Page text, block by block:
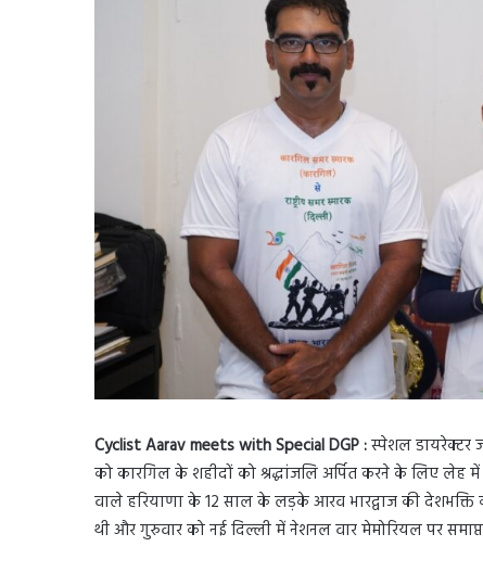
Cyclist Aarav meets with Special DGP :स्पेशल डायरेक्टर
को कारगिल के शहीदों को श्रद्धांजलि अर्पित करने के लिए लेह
वाले हरियाणा के 12 साल के लड़के आरव भारद्वाज की
थी और गुरुवार को नई दिल्ली में नेशनल वार मेमोरियल पर समाप्त